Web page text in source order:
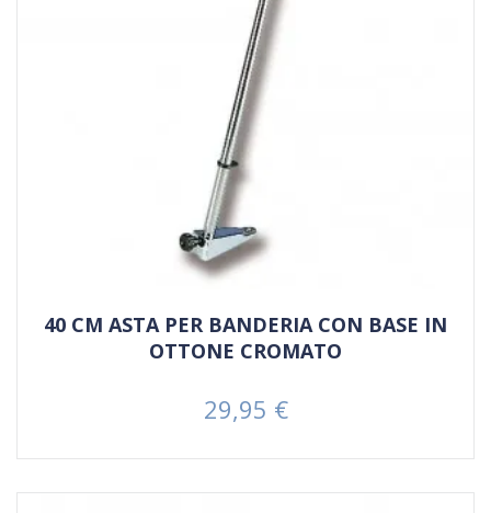
40 CM ASTA PER BANDERIA CON BASE IN
OTTONE CROMATO
Prezzo
29,95 €